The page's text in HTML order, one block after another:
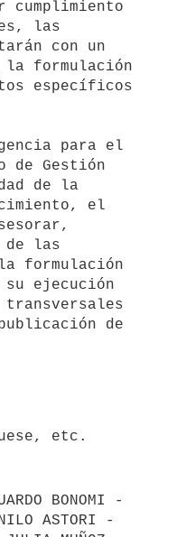
las
con un
la formulación
específicos
de Gestión
de la
el
de las
formulación
su ejecución
transversales
de
ASTORI -